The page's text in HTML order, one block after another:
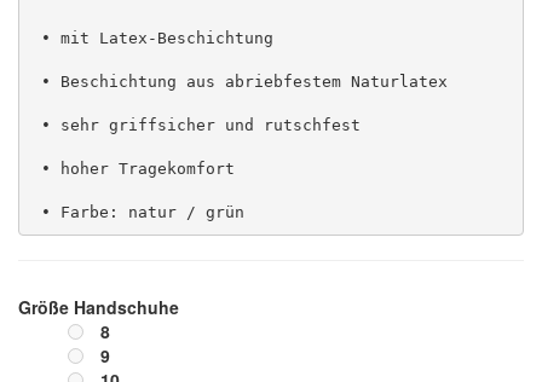
• mit Latex-Beschichtung
• Beschichtung aus abriebfestem Naturlatex
• sehr griffsicher und rutschfest
• hoher Tragekomfort
• Farbe: natur / grün
Größe Handschuhe
8
9